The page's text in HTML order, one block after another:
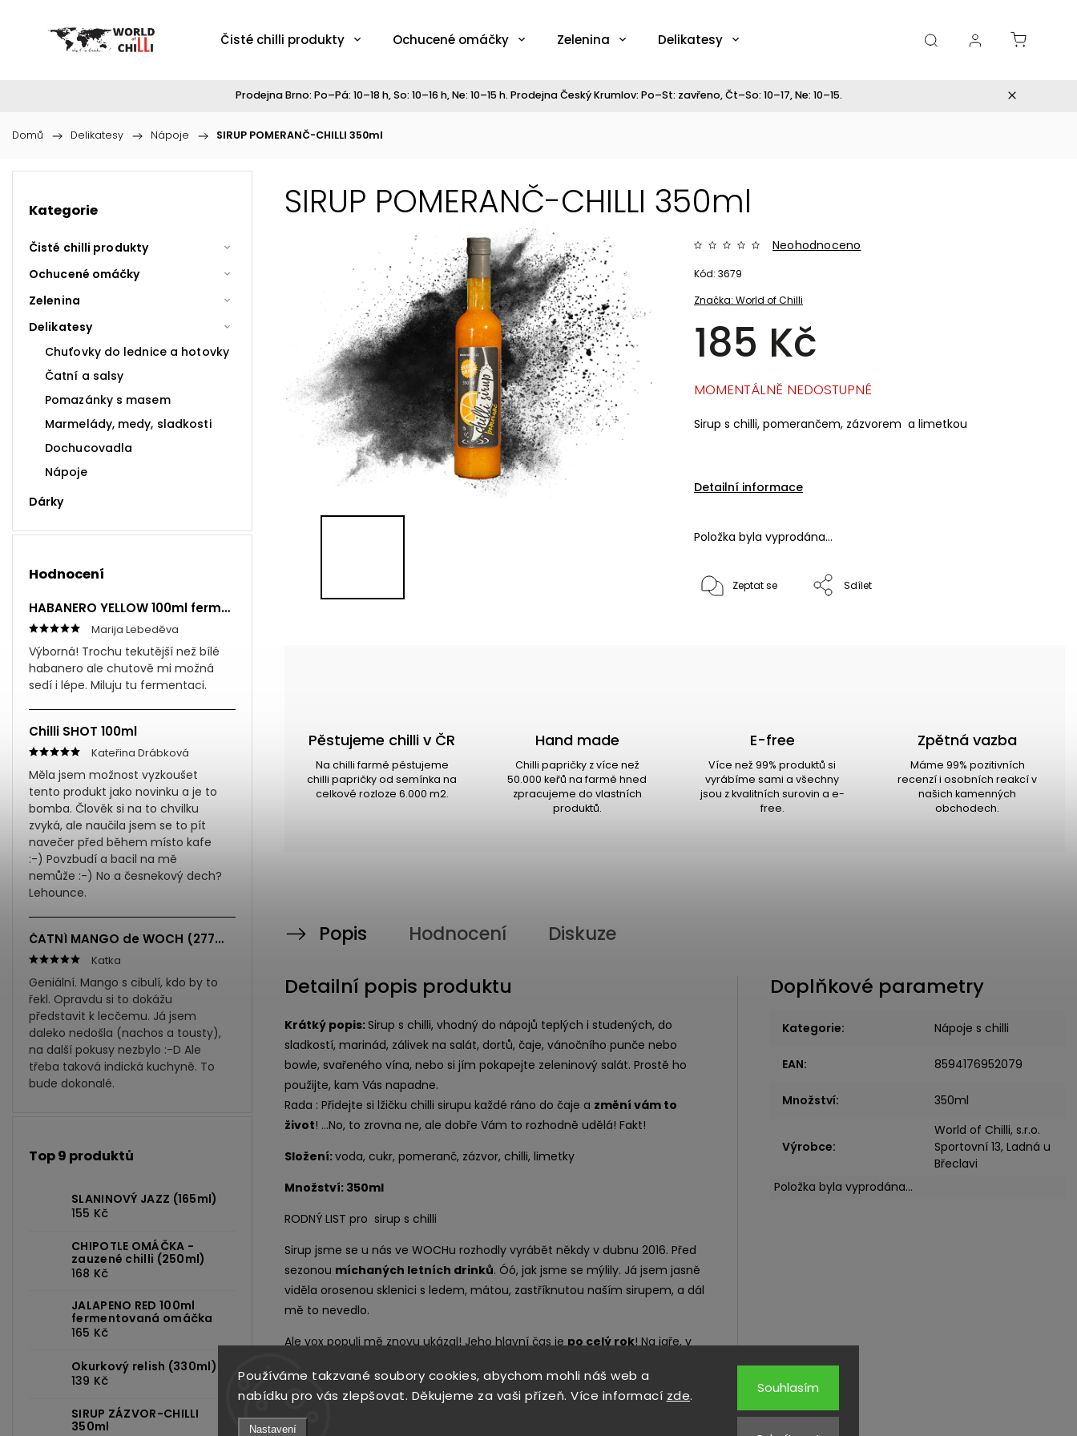
Používáme takzvané soubory cookies, abychom mohli náš web a
nabídku pro vás zlepšovat. Děkujeme za vaši přízeň. Více informací zde.
Nastavení
Souhlasím
Čisté chilli produkty Ochucené omáčky Zelenina Delikatesy
Prodejna Brno: Po–Pá: 10–18 h, So: 10–16 h, Ne: 10–15 h. Prodejna Český Krumlov: Po–St: zavřeno, Čt–So: 10–17, Ne: 10–15.
Domů / Delikatesy / Nápoje / SIRUP POMERANČ-CHILLI 350ml
Kategorie
Čisté chilli produkty
Ochucené omáčky
Zelenina
Delikatesy
Chuťovky do lednice a hotovky
Čatní a salsy
Pomazánky s masem
Marmelády, medy, sladkosti
Dochucovadla
Nápoje
Dárky
Hodnocení
HABANERO YELLOW 100ml fermentovaná omáčka
Marija Lebeděva
Výborná! Trochu tekutější než bílé
habanero ale chutově mi možná
sedí i lépe. Miluju tu fermentaci.
Chilli SHOT 100ml
Kateřina Drábková
Měla jsem možnost vyzkoušet
tento produkt jako novinku a je to
bomba. Člověk si na to chvilku
zvyká, ale naučila jsem se to pít
navečer před během místo kafe
:-) Povzbudí a bacil na mě
nemůže :-) No a česnekový dech?
Lehounce.
ČATNÍ MANGO de WOCH (277ml)
Katka
Geniální. Mango s cibulí, kdo by to
řekl. Opravdu si to dokážu
představit k lecčemu. Já jsem
daleko nedošla (nachos a tousty),
na další pokusy nezbylo :-D Ale
třeba taková indická kuchyně. To
bude dokonalé.
Top 9 produktů
SLANINOVÝ JAZZ (165ml)
155 Kč
CHIPOTLE OMÁČKA -
zauzené chilli (250ml)
168 Kč
JALAPENO RED 100ml
fermentovaná omáčka
165 Kč
Okurkový relish (330ml)
139 Kč
SIRUP ZÁZVOR-CHILLI
350ml
SIRUP POMERANČ-CHILLI 350ml
Značka: World of Chilli
Neohodnoceno
185 Kč
Kód: 3679
Sirup s chilli, pomerančem, zázvorem a limetkou
Detailní informace
Položka byla vyprodána…
MOMENTÁLNĚ NEDOSTUPNÉ
Zeptat se Sdílet
Pěstujeme chilli v ČR
Na chilli farmě pěstujeme
chilli papričky od semínka na
celkové rozloze 6.000 m2.
Hand made
Chilli papričky z více než
50.000 keřů na farmě hned
zpracujeme do vlastních
produktů.
E-free
Více než 99% produktů si
vyrábíme sami a všechny
jsou z kvalitních surovin a e-
free.
Zpětná vazba
Máme 99% pozitivních
recenzí i osobních reakcí v
našich kamenných
obchodech.
Popis Hodnocení Diskuze
Detailní popis produktu
Krátký popis:Sirup s chilli, vhodný do nápojů teplých i studených, do
sladkostí, marinád, zálivek na salát, dortů, čaje, vánočního punče nebo
bowle, svařeného vína, nebo si jím pokapejte zeleninový salát. Prostě ho
použijte, kam Vás napadne.
Rada : Přidejte si lžičku chilli sirupu každé ráno do čaje a změní vám to
život! ...No, to zrovna ne, ale dobře Vám to rozhodně udělá! Fakt!
Složení:voda, cukr, pomeranč, zázvor, chilli, limetky
Množství: 350ml
RODNÝ LIST pro sirup s chilli
Sirup jsme se u nás ve WOCHu rozhodly vyrábět někdy v dubnu 2016. Před
sezonou míchaných letních drinků. Óó, jak jsme se mýlily. Já jsem jasně
viděla orosenou sklenici s ledem, mátou, zastříknutou naším sirupem, a dál
mě to nevedlo.
Ale vox populi mě znovu ukázal! Jeho hlavní čas je po celý rok! Na jaře, v
Prvních několik várek jsme samozřejmě přepálily. Náš typický přístup -
nebudeme šetřit, že? A šup tam Cayenne. Ale opravdu hodně
Doplňkové parametry
Kategorie: Nápoje s chilli
EAN: 8594176952079
Množství: 350ml
Výrobce:
World of Chilli, s.r.o.
Sportovní 13, Ladná u
Břeclavi
Položka byla vyprodána…